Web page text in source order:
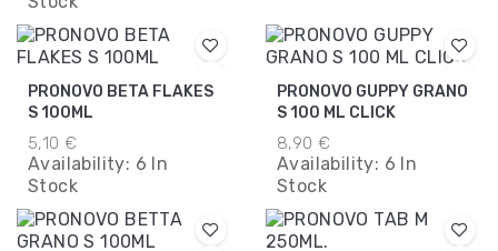
PRONOVO BETA FLAKES
S 100ML
5,10 €
Availability: 6 In
Stock
PRONOVO GUPPY GRANO
S 100 ML CLICK
8,90 €
Availability: 6 In
Stock